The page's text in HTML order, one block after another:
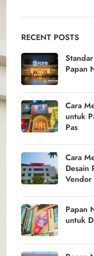
RECENT POSTS
Papan
Cara
untuk
Pas
Cara
Desain
Vendor
Papan
untuk